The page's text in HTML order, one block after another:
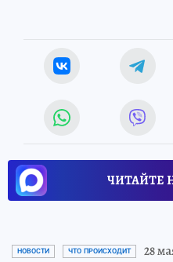
ЧИТАЙТЕ
НОВОСТИ ЧТО ПРОИСХОДИТ 28